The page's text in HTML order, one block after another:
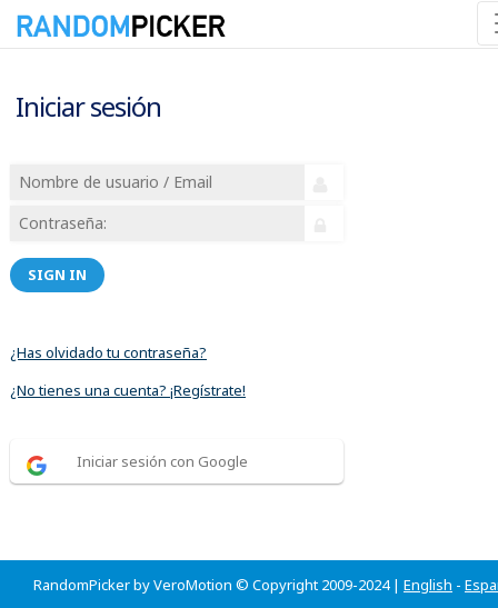
Iniciar sesión
SIGN IN
¿Has olvidado tu contraseña?
¿No tienes una cuenta? ¡Regístrate!
Iniciar sesión con Google
RandomPicker by VeroMotion © Copyright 2009-2024 | English -